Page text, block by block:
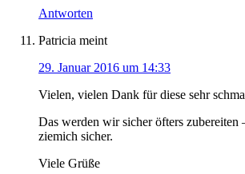
Antworten
Patricia meint
29. Januar 2016 um 14:33
Vielen, vielen Dank für diese sehr
Das werden wir sicher öfters zubereiten
ziemich sicher.
Viele Grüße